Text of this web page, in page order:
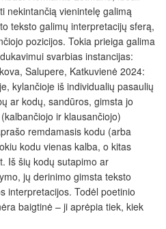
nekintančią vienintelę galimą
teksto galimų interpretacijų sferą,
pozicijos. Tokia prieiga galima
svarbias instancijas:
Salupere, Katkuvienė 2024:
kylančioje iš individualių pasaulių
ar kodų, sandūros, gimsta jo
ir klausančiojo)
remdamasis kodu (arba
kodu vienas kalba, o kitas
Iš šių kodų sutapimo ar
jų derinimo gimsta teksto
interpretacijos. Todėl poetinio
baigtinė – ji aprėpia tiek, kiek